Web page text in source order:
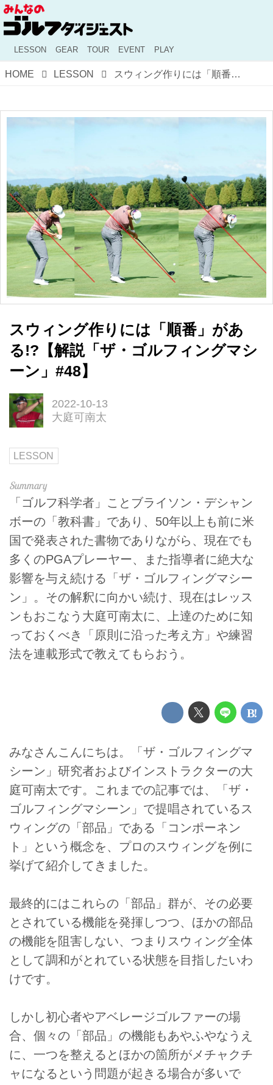
LESSON GEAR TOUR EVENT PLAY
HOME LESSON スウィング作りには「順番」がある!?【解説「ザ・ゴルフィングマシーン」#48】
スウィング作りには「順番」があ
る!?【解説「ザ・ゴルフィングマシ
ーン」#48】
2022-10-13
大庭可南太
LESSON
「ゴルフ科学者」ことブライソン・デシャン
ボーの「教科書」であり、50年以上も前に米
国で発表された書物でありながら、現在でも
多くのPGAプレーヤー、また指導者に絶大な
影響を与え続ける「ザ・ゴルフィングマシー
ン」。その解釈に向かい続け、現在はレッス
ンもおこなう大庭可南太に、上達のために知
っておくべき「原則に沿った考え方」や練習
法を連載形式で教えてもらおう。
みなさんこんにちは。「ザ・ゴルフィングマ
シーン」研究者およびインストラクターの大
庭可南太です。これまでの記事では、「ザ・
ゴルフィングマシーン」で提唱されているス
ウィングの「部品」である「コンポーネン
ト」という概念を、プロのスウィングを例に
挙げて紹介してきました。
最終的にはこれらの「部品」群が、その必要
とされている機能を発揮しつつ、ほかの部品
の機能を阻害しない、つまりスウィング全体
として調和がとれている状態を目指したいわ
けです。
しかし初心者やアベレージゴルファーの場
合、個々の「部品」の機能もあやふやなうえ
に、一つを整えるとほかの箇所がメチャクチ
ャになるという問題が起きる場合が多いで